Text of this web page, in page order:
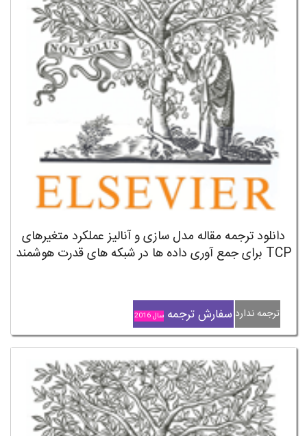
دانلود ترجمه مقاله مدل سازی و آنالیز عملکرد متغیرهای
TCP برای جمع آوری داده ها در شبکه های قدرت هوشمند
ترجمه ندارد سفارش ترجمه سال 2016